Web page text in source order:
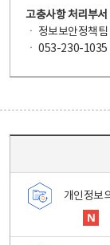
고충사항 처리부서
ㆍ 정보보안정책팀
ㆍ 053-230-1035
개인정보